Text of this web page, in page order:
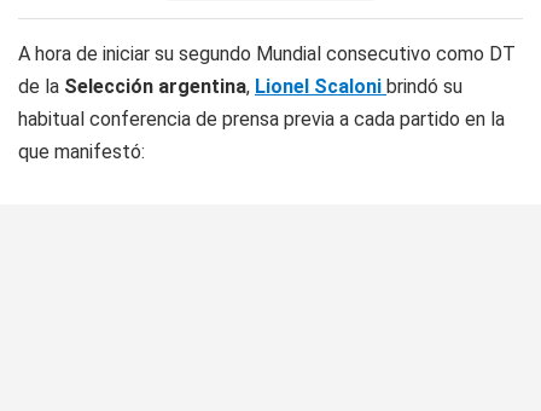
A hora de iniciar su segundo Mundial consecutivo como DT
de la Selección argentina, Lionel Scaloni brindó su
habitual conferencia de prensa previa a cada partido en la
que manifestó: